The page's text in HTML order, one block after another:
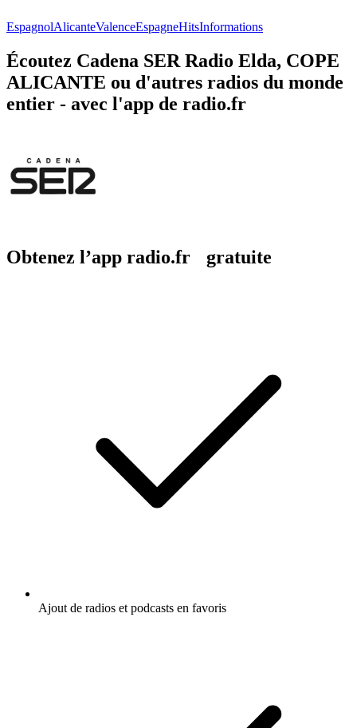
EspagnolAlicanteValenceEspagneHitsInformations
Écoutez Cadena SER Radio Elda, COPE
ALICANTE ou d'autres radios du monde
entier - avec l'app de radio.fr
Obtenez l’app radio.fr gratuite
Ajout de radios et podcasts en favoris